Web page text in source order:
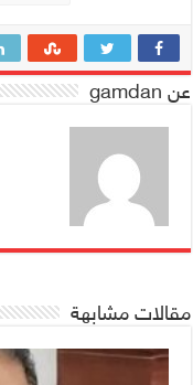
عن gamdan
مقالات مشابهة